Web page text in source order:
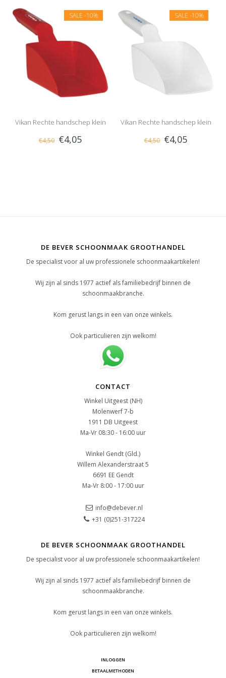
SALE -10%
Vikan Rechte handschep klein
0.5 liter Rood
€4,50 €4,05
SALE -10%
Vikan Rechte handschep klein
0.5 liter Wit
€4,50 €4,05
DE BEVER SCHOONMAAK GROOTHANDEL
De specialist voor al uw professionele schoonmaakartikelen!
Wij zijn al sinds 1977 actief als familiebedrijf binnen de
schoonmaakbranche.
Kom gerust langs in een van onze winkels.
Ook particulieren zijn welkom!
CONTACT
Winkel Uitgeest (NH)
Molenwerf 7-b
1911 DB Uitgeest
Ma-Vr 08:30 - 16:00 uur
Winkel Gendt (Gld.)
Willem Alexanderstraat 5
6691 EE Gendt
Ma-Vr 8:00 - 17:00 uur
info@debever.nl
+31 (0)251-317224
DE BEVER SCHOONMAAK GROOTHANDEL
De specialist voor al uw professionele schoonmaakartikelen!
Wij zijn al sinds 1977 actief als familiebedrijf binnen de
schoonmaakbranche.
Kom gerust langs in een van onze winkels.
Ook particulieren zijn welkom!
INLOGGEN
BETAALMETHODEN